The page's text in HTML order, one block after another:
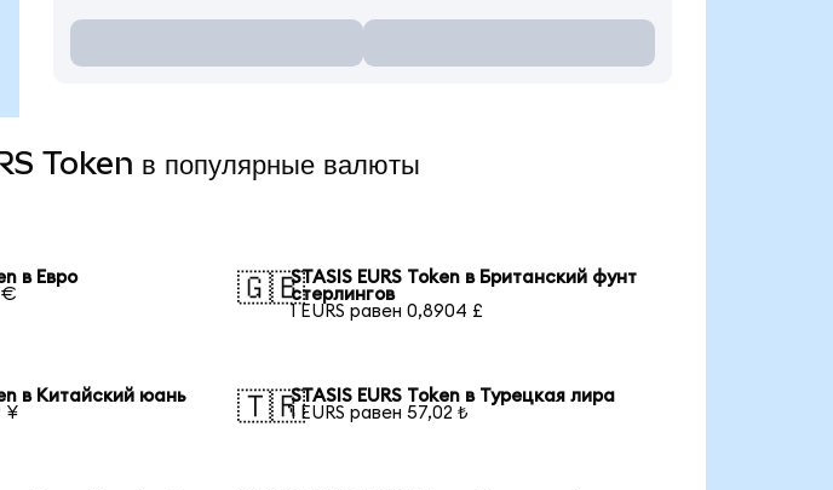
Token в популярные валюты
в Евро
€
🇬🇧STASIS EURS Token в Британский фунт
стерлингов
1 EURS равен 0,8904 £
в Китайский юань
¥
🇹🇷STASIS EURS Token в Турецкая лира
1 EURS равен 57,02 ₺